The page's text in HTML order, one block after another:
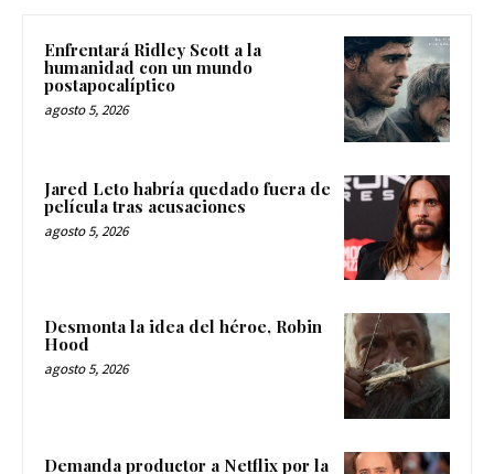
Enfrentará Ridley Scott a la
humanidad con un mundo
postapocalíptico
agosto 5, 2026
Jared Leto habría quedado fuera de
película tras acusaciones
agosto 5, 2026
Desmonta la idea del héroe, Robin
Hood
agosto 5, 2026
Demanda productor a Netflix por la